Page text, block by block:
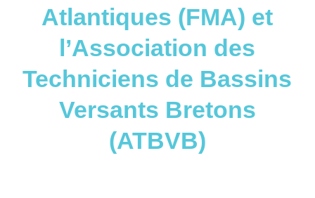
Atlantiques (FMA) et
l’Association des
Techniciens de Bassins
Versants Bretons
(ATBVB)